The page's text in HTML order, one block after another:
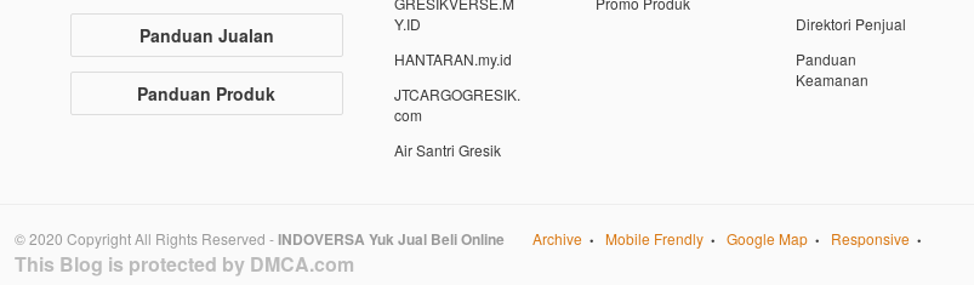
Panduan Jualan
Panduan Produk
Y.ID
HANTARAN.my.id
JTCARGOGRESIK.
com
Air Santri Gresik
Direktori Penjual
Panduan
Keamanan
© 2020 Copyright All Rights Reserved -INDOVERSA Yuk Jual Beli Online Archive Mobile Frendly Google Map Responsive
This Blog is protected by DMCA.com